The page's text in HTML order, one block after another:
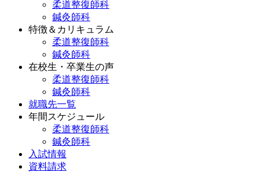
柔道整復師科
鍼灸師科
特徴＆カリキュラム
柔道整復師科
鍼灸師科
在校生・卒業生の声
柔道整復師科
鍼灸師科
就職先一覧
年間スケジュール
柔道整復師科
鍼灸師科
入試情報
資料請求